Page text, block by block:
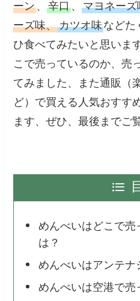
ーン、辛口、マヨネーズ
ーズ味、 カツオ味などた
ひ食べてみたいと思いま
こで売っているのか、売
てみました、また通販（
ど）で買える人気おすす
ます、ぜひ、最後までご
めんべいはどこで売
は？
めんべいはアンテナ
めんべいは空港で売